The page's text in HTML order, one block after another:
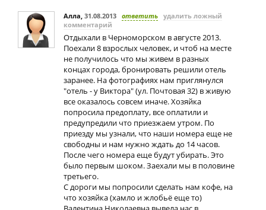
Алла, 31.08.2013 ответить удалить ложный
комментарий
Отдыхали в Черноморском в августе 2013.
Поехали 8 взрослых человек, и чтоб на месте
не получилось что мы живем в разных
концах города, бронировать решили отель
заранее. На фотографиях нам приглянулся
"отель - у Виктора" (ул. Почтовая 32) в живую
все оказалось совсем иначе. Хозяйка
попросила предоплату, все оплатили и
предупредили что приезжаем утром. По
приезду мы узнали, что наши номера еще не
свободны и нам нужно ждать до 14 часов.
После чего номера еще будут убирать. Это
было первым шоком. Заехали мы в половине
третьего.
С дороги мы попросили сделать нам кофе, на
что хозяйка (хамло и жлобьё еще то)